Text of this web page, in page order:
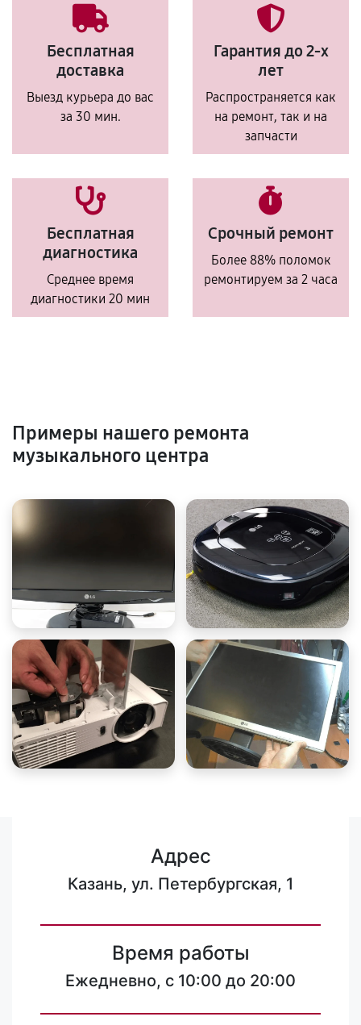
Бесплатная
доставка
Выезд курьера до вас
за 30 мин.
Гарантия до 2-х
лет
Распространяется как
на ремонт, так и на
запчасти
Бесплатная
диагностика
Среднее время
диагностики 20 мин
Срочный ремонт
Более 88% поломок
ремонтируем за 2 часа
Примеры нашего ремонта
музыкального центра
Адрес
Казань, ул. Петербургская, 1
Время работы
Ежедневно, с 10:00 до 20:00